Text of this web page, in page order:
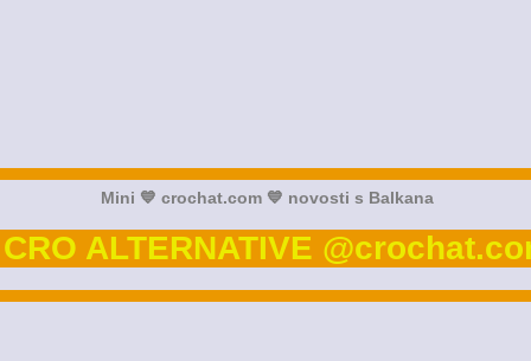
Mini 💙 crochat.com 💙 novosti s Balkana
ALTERNATIVE